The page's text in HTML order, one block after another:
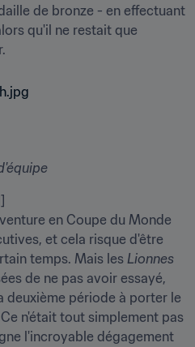
de bronze - en effectuant
qu'il ne restait que
en Coupe du Monde
et cela risque d'être
temps. Mais les Lionnes
de ne pas avoir essayé,
deuxième période à porter le
n'était tout simplement pas
l'incroyable dégagement